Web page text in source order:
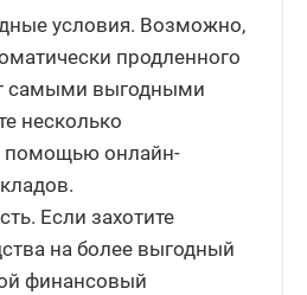
условия. Возможно,
продленного
самыми выгодными
несколько
помощью онлайн-
Если захотите
на более выгодный
финансовый